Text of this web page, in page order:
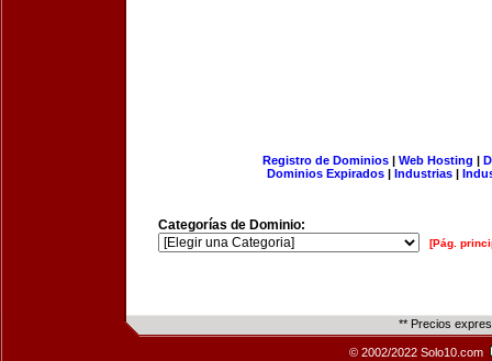
Registro de Dominios| Web Hosting |
Dominios Expirados | Industrias |
Categorías de Dominio:
[Pág.
** Precios
© 2002/2022 Solo10.com